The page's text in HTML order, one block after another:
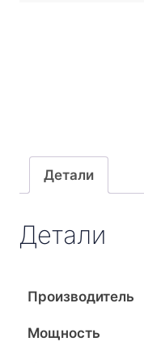
Детали
Детали
Производитель
Мощность